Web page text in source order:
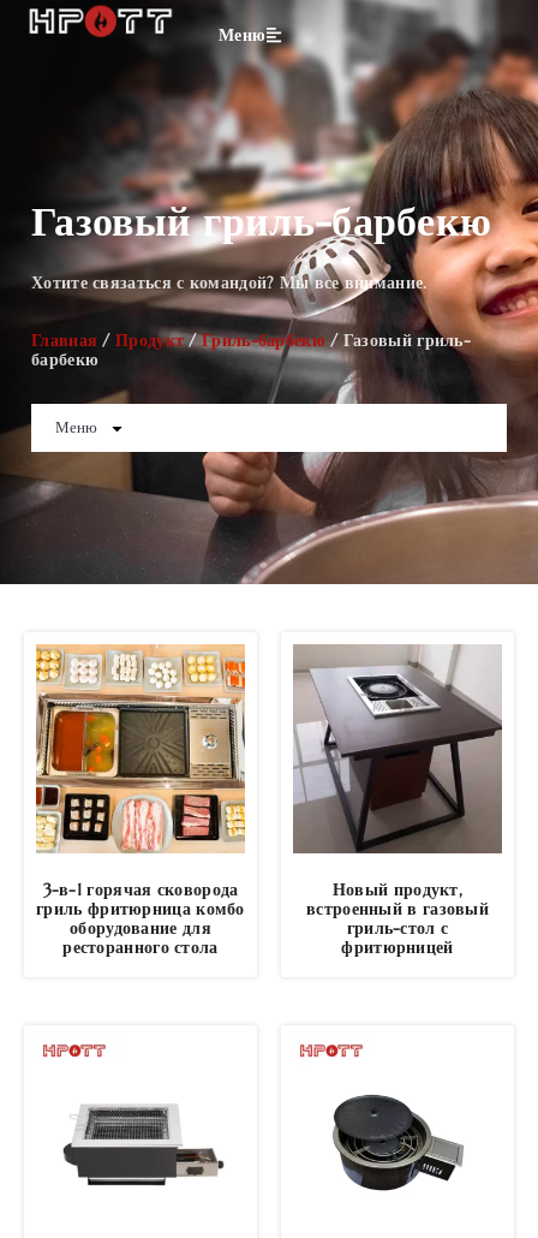
Меню
Газовый гриль-барбекю
Хотите связаться с командой? Мы все внимание.
Главная /Продукт/Гриль-барбекю / Газовый гриль-
барбекю
Меню
3-в-1 горячая сковорода
гриль фритюрница комбо
оборудование для
ресторанного стола
Новый продукт,
встроенный в газовый
гриль-стол с
фритюрницей